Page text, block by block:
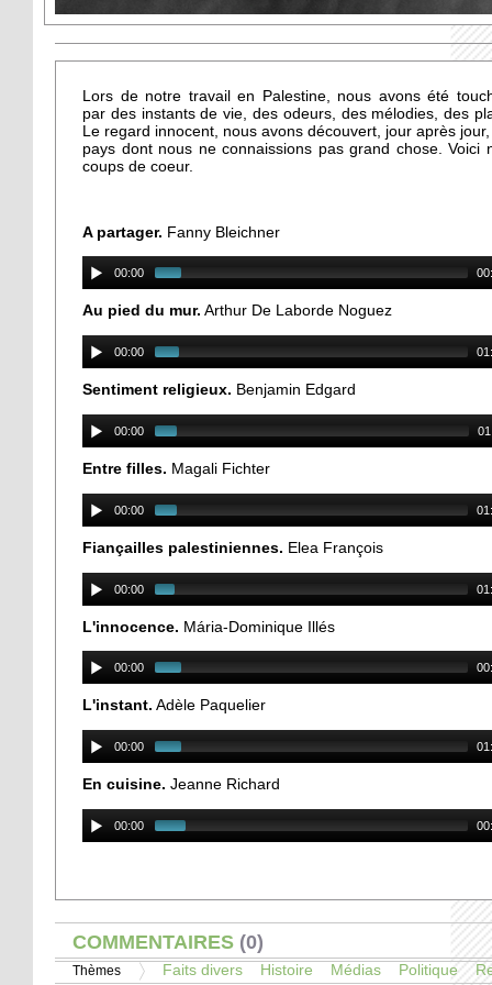
Lors de notre travail en Palestine, nous avons été
par des instants de vie, des odeurs, des mélodies, des
Le regard innocent, nous avons découvert, jour après
pays dont nous ne connaissions pas grand chose. Voici
coups de coeur.
A partager. Fanny Bleichner
00:00
Au pied du mur. Arthur De Laborde Noguez
00:00
Sentiment religieux. Benjamin Edgard
00:00
Entre filles. Magali Fichter
00:00
Fiançailles palestiniennes. Elea François
00:00
L'innocence. Mária-Dominique Illés
00:00
L'instant. Adèle Paquelier
00:00
En cuisine. Jeanne Richard
00:00
AFFICHER
COMMENTAIRES (0)
Thèmes Faits divers Histoire Médias Politique